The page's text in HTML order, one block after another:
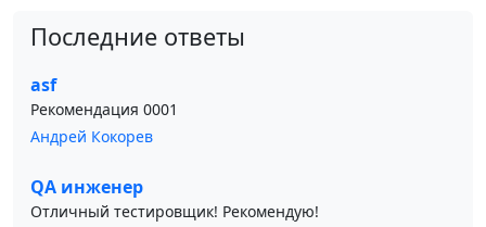
Последние ответы
asf
Рекомендация 0001
Андрей Кокорев
QA инженер
Отличный тестировщик! Рекомендую!